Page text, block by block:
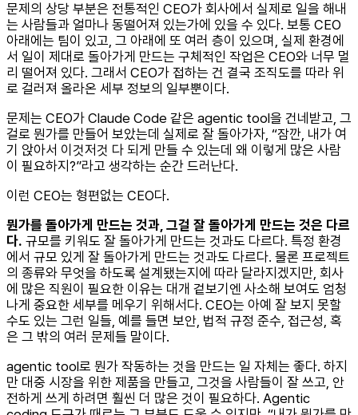
문제의 상당 부분은 전통적인 CEO가 회사에서 실제로 일을 해내
는 사람들과 얼마나 동떨어져 있는가에 있을 수 있다. 보통 CEO
아래에는 팀이 있고, 그 아래에 또 여러 층이 있으며, 실제 환경에
서 일이 제대로 돌아가게 만드는 구체적인 작업은 CEO와 너무 멀
리 떨어져 있다. 그래서 CEO가 접하는 건 결국 조직도를 따라 위
로 걸러져 올라온 세부 정보의 일부뿐이다.
문제는 CEO가 Claude Code 같은 agentic tool을 건네받고, 그
걸로 뭔가를 만들어 보았는데 실제로 잘 돌아가자, “잠깐, 내가 여
기 앉아서 이것저것 다 되게 만들 수 있는데 왜 이렇게 많은 사람
이 필요하지?”라고 생각하는 순간 드러난다.
이런 CEO는 형편없는 CEO다.
뭔가를 돌아가게 만드는 것과, 그걸 잘 돌아가게 만드는 것은 다르
다. 규모를 키워도 잘 돌아가게 만드는 것과도 다르다. 특정 환경
에서 규모 있게 잘 돌아가게 만드는 것과도 다르다. 물론 프로젝트
의 종류와 무엇을 하도록 설계됐는지에 따라 달라지겠지만, 회사
에 많은 직원이 필요한 이유는 대개 겉보기엔 사소해 보여도 엄청
나게 중요한 세부를 메우기 위해서다. CEO는 아예 잘 보지 못할
수도 있는 그런 일들, 예를 들면 보안, 법적 규정 준수, 접근성, 혹
은 그 밖의 여러 문제들 말이다.
agentic tool로 뭔가 작동하는 것을 만드는 일 자체는 좋다. 하지
만 대중 시장을 위한 제품을 만들고, 그것을 사람들이 잘 쓰고, 안
전하게 쓰게 하려면 훨씬 더 많은 것이 필요하다. Agentic